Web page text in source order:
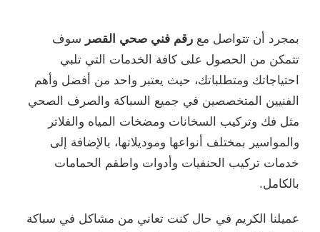
بمجرد أن تتواصل مع رقم فني صحي القصر سوف
تتمكن من الحصول على كافة الخدمات التي تلبي
احتياجاتك ومتطلباتك، حيث يعتبر واحد من أفضل وأهم
الفنيين المتخصصين في جميع السباكة والصرف الصحي
مثل فك وتركيب السخانات ومضخات المياه والفلاتر
والمواسير بمختلف أنواعها وموديلاتها، بالإضافة إلى
خدمات تركيب الحنفيات وأدوات واطقم الحمامات
بالكامل.
عميلنا الكريم في حال كنت تعاني من مشاكل في سباكة